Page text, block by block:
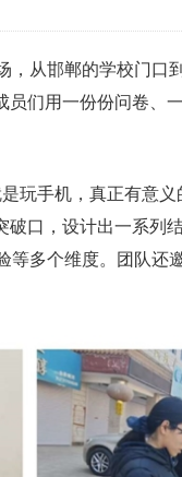
，从邯郸的学校门口
员们用一份份问卷、
玩手机，真正有意
破口，设计出一系列
等多个维度。团队还